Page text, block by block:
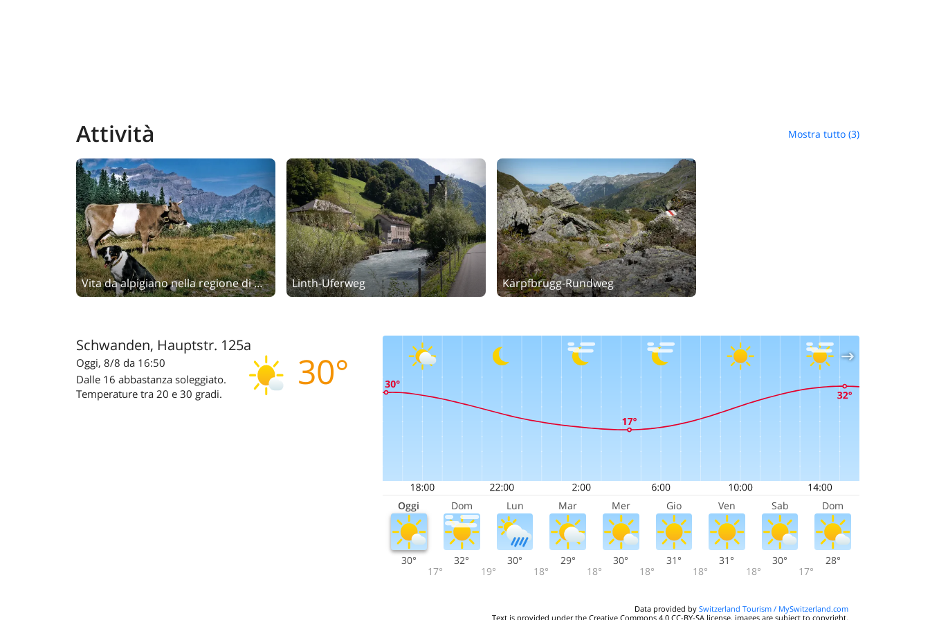
Attività Mostra tutto (3)
Vita da alpigiano nella regione di Glarona Linth-Uferweg Kärpfbrugg-Rundweg
Schwanden, Hauptstr. 125a
30°
Oggi, 8/8 da 16:50
Dalle 16 abbastanza soleggiato.
Temperature tra 20 e 30 gradi.
Oggi Dom Lun Mar Mer Gio Ven Sab Dom
30°
17°
32°
19°
30°
18°
29°
18°
30°
18°
31°
18°
31°
18°
30°
17°
28°
Data provided by Switzerland Tourism / MySwitzerland.com
Text is provided under the Creative Commons 4.0 CC-BY-SA license, images are subject to copyright.